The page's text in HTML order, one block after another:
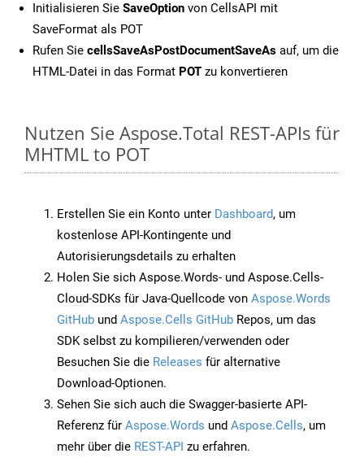
Initialisieren Sie SaveOption von CellsAPI mit
SaveFormat als POT
Rufen Sie cellsSaveAsPostDocumentSaveAs auf, um die
HTML-Datei in das Format POT zu konvertieren
Nutzen Sie Aspose.Total REST-APIs für
MHTML to POT
Erstellen Sie ein Konto unter Dashboard, um
kostenlose API-Kontingente und
Autorisierungsdetails zu erhalten
Holen Sie sich Aspose.Words- und Aspose.Cells-
Cloud-SDKs für Java-Quellcode von Aspose.Words
GitHub und Aspose.Cells GitHub Repos, um das
SDK selbst zu kompilieren/verwenden oder
Besuchen Sie die Releases für alternative
Download-Optionen.
Sehen Sie sich auch die Swagger-basierte API-
Referenz für Aspose.Words und Aspose.Cells, um
mehr über die REST-API zu erfahren.